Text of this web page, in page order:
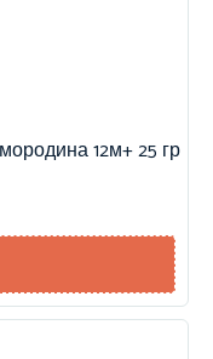
12м+ 25 гр